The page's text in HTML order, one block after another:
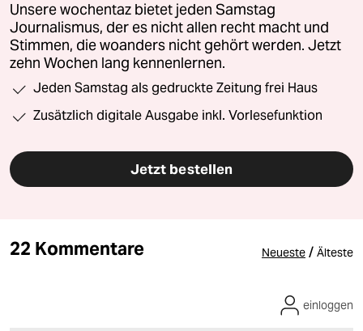
Unsere wochentaz bietet jeden Samstag
Journalismus, der es nicht allen recht macht und
Stimmen, die woanders nicht gehört werden. Jetzt
zehn Wochen lang kennenlernen.
Jeden Samstag als gedruckte Zeitung frei Haus
Zusätzlich digitale Ausgabe inkl. Vorlesefunktion
Jetzt bestellen
22 Kommentare Neueste / Älteste
einloggen